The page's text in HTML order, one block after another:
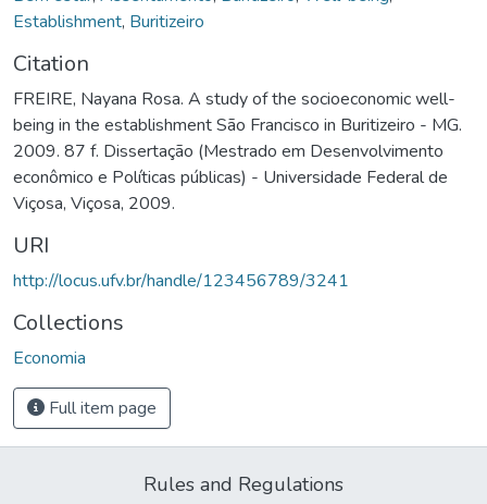
Establishment, Buritizeiro
Citation
FREIRE, Nayana Rosa. A study of the socioeconomic well-
being in the establishment São Francisco in Buritizeiro - MG.
2009. 87 f. Dissertação (Mestrado em Desenvolvimento
econômico e Políticas públicas) - Universidade Federal de
Viçosa, Viçosa, 2009.
URI
http://locus.ufv.br/handle/123456789/3241
Collections
Economia
Full item page
Rules and Regulations